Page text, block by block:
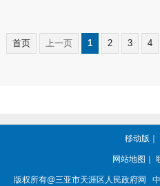
首页 上一页 1 2 3 4
移动版 ｜
网站地图 ｜
版权所有@三亚市天涯区人民政府网